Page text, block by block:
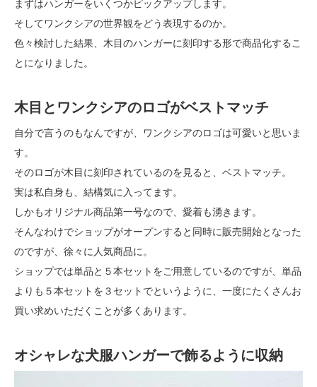
まずはハンガーをいくつかピックアップします。
そしてワンクシアの世界観をどう表現するのか。
色々検討した結果、木目のハンガーに刻印する形で商品化するこ
とになりました。
木目とワンクシアのロゴがベストマッチ
自分で言うのもなんですが、ワンクシアのロゴは可愛いと思いま
す。
そのロゴが木目に刻印されているのを見ると、ベストマッチ。
実は私自身も、結構気に入ってます。
しかもオリジナル商品第一号なので、愛着も湧きます。
そんなわけでショップがオープンすると同時に販売開始となった
のですが、徐々に人気商品に。
ショップでは単品と５本セットをご用意しているのですが、単品
よりも５本セットを３セットでというように、一度にたくさんお
買い求めいただくことが多くあります。
オシャレな犬服ハンガーで飾るように収納